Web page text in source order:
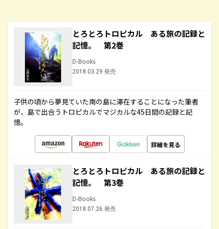
とろとろトロピカル ある旅の記録と
記憶。 第2巻
D-Books
2018.03.29 発売
子供の頃から夢見ていた南の島に滞在することになった筆者
が、島で出合うトロピカルでマジカルな45日間の記録と記
憶。
詳細を見る
とろとろトロピカル ある旅の記録と
記憶。 第3巻
D-Books
2018.07.26 発売